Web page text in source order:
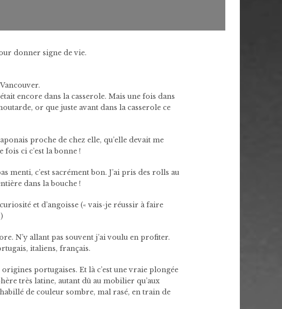
donner signe de vie.
encore dans la casserole. Mais une fois dans
or que juste avant dans la casserole ce
proche de chez elle, qu’elle devait me
ci c’est la bonne !
menti, c’est sacrément bon. J’ai pris des rolls au
dans la bouche !
et d’angoisse (« vais-je réussir à faire
N’y allant pas souvent j’ai voulu en profiter.
italiens, français.
portugaises. Et là c’est une vraie plongée
très latine, autant dû au mobilier qu’aux
de couleur sombre, mal rasé, en train de